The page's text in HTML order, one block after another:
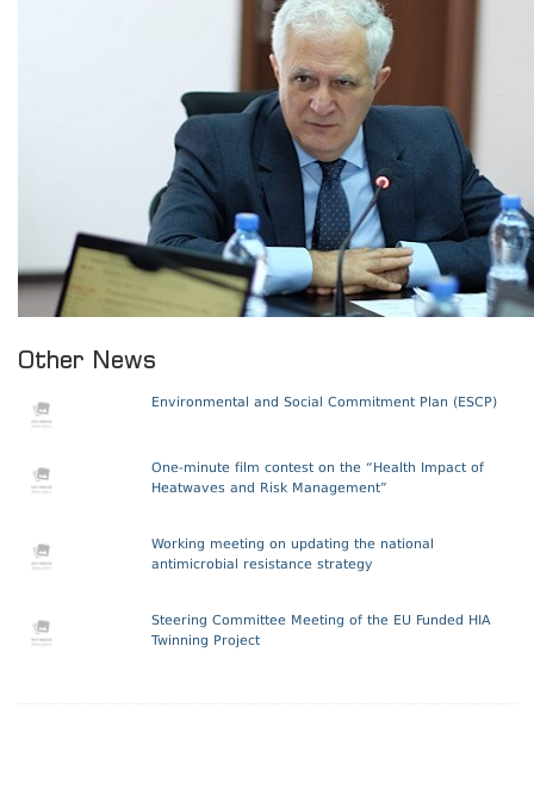
Other News
Environmental and Social Commitment Plan (ESCP)
One-minute film contest on the “Health Impact of
Heatwaves and Risk Management”
Working meeting on updating the national
antimicrobial resistance strategy
Steering Committee Meeting of the EU Funded HIA
Twinning Project